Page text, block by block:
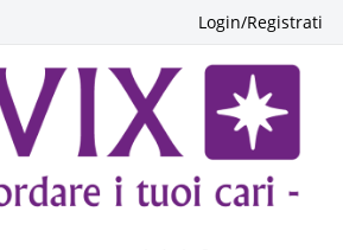
Login/Registrati